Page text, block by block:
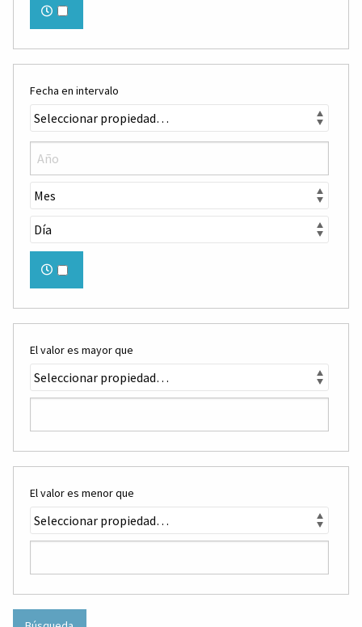
Fecha en intervalo
El valor es mayor que
El valor es menor que